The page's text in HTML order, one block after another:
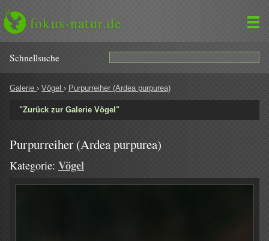
fokus-natur.de
Schnell­suche
Galerie › Vögel › Purpurreiher (Ardea purpurea)
"Zurück zur Galerie Vögel"
Purpurreiher (Ardea purpurea)
Kategorie: Vögel